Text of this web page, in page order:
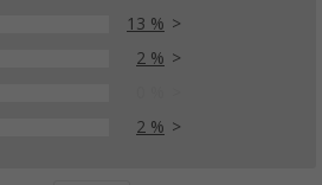
13 %
2 %
2 %